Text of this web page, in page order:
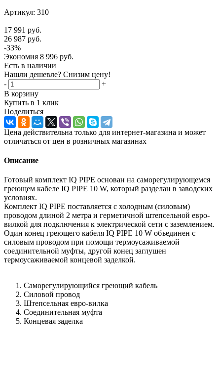
Артикул: 310
17 991 руб.
26 987 руб.
-33%
Экономия 8 996 руб.
Есть в наличии
Нашли дешевле? Снизим цену!
-
+
В корзину
Купить в 1 клик
Поделиться
Цена действительна только для интернет-магазина и может
отличаться от цен в розничных магазинах
Описание
Готовый комплект IQ PIPE основан на саморегулирующемся
греющем кабеле IQ PIPE 10 W, который разделан в заводских
условиях.
Комплект IQ PIPE поставляется с холодным (силовым)
проводом длиной 2 метра и герметичной штепсельной евро-
вилкой для подключения к электрической сети с заземлением.
Один конец греющего кабеля IQ PIPE 10 W объединен с
силовым проводом при помощи термоусаживаемой
соединительной муфты, другой конец заглушен
термоусаживаемой концевой заделкой.
Саморегулирующийся греющий кабель
Силовой провод
Штепсельная евро-вилка
Соединительная муфта
Концевая заделка